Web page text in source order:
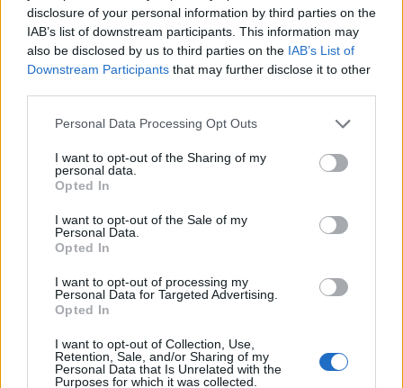
disclosure of your personal information by third parties on the
IAB’s list of downstream participants. This information may
also be disclosed by us to third parties on the IAB’s List of
Downstream Participants that may further disclose it to other
Please note that this website/app uses one or more Google
not limited to your visit or usage behaviour. You may click to
grant or deny consent to Google and its third-party tags to
use your data for below specified purposes in below Google
consent section.
Personal Data Processing Opt Outs
I want to opt-out of the Sharing of my
personal data.
Opted In
I want to opt-out of the Sale of my
Personal Data.
Opted In
I want to opt-out of processing my
Personal Data for Targeted Advertising.
Opted In
I want to opt-out of Collection, Use,
Retention, Sale, and/or Sharing of my
Personal Data that Is Unrelated with the
Purposes for which it was collected.
της Ζωής μας
το ελληνικό καλοκαίρι και ένας
πολιτισμός που μας ενώνει κάθε μέρα.